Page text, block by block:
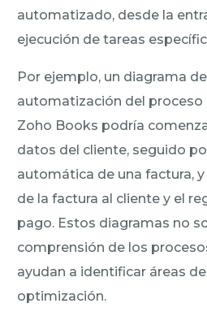
automatizado, desde la
ejecución de tareas
Por ejemplo, un diagrama
automatización del proceso
Zoho Books podría
datos del cliente, seguido
automática de una factura,
de la factura al cliente y el
pago. Estos diagramas no
comprensión de los
ayudan a identificar áreas
optimización.